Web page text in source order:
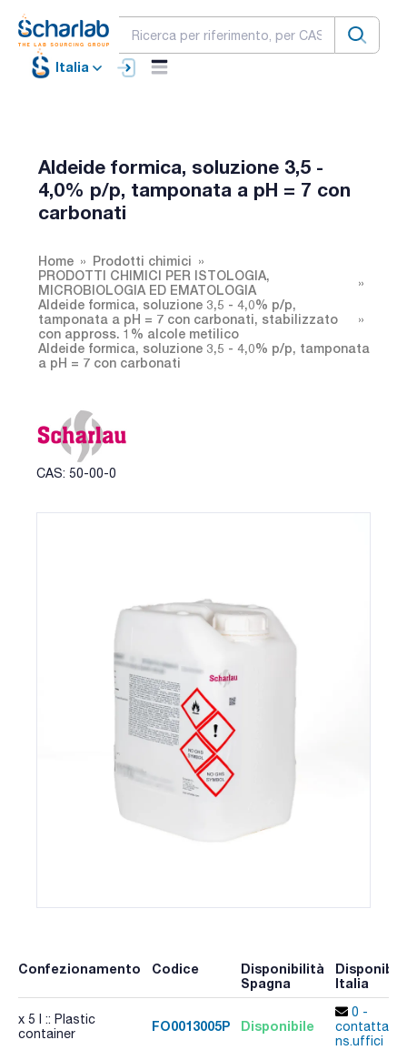
Italia
Aldeide formica, soluzione 3,5 -
4,0% p/p, tamponata a pH = 7 con
carbonati
Home
Prodotti chimici
PRODOTTI CHIMICI PER ISTOLOGIA,
MICROBIOLOGIA ED EMATOLOGIA
Aldeide formica, soluzione 3,5 - 4,0% p/p,
tamponata a pH = 7 con carbonati, stabilizzato
con appross. 1% alcole metilico
Aldeide formica, soluzione 3,5 - 4,0% p/p, tamponata
a pH = 7 con carbonati
CAS: 50-00-0
Confezionamento Codice
Disponibilità
Spagna
Italia
x 5 l :: Plastic
container
FO0013005P Disponibile
0 -
contatta i
ns.uffici